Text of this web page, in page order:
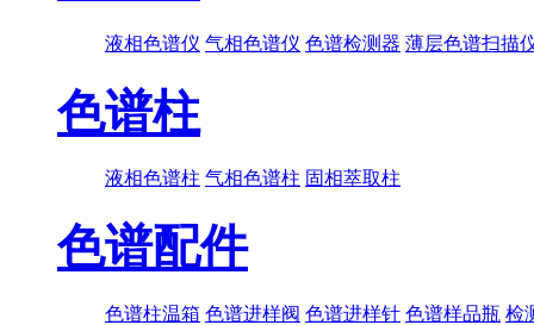
液相色谱仪 气相色谱仪 色谱检测器 薄层色谱扫描
色谱柱
液相色谱柱 气相色谱柱 固相萃取柱
色谱配件
色谱柱温箱 色谱进样阀 色谱进样针 色谱样品瓶 检